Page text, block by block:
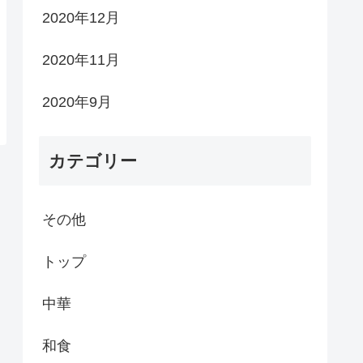
2020年12月
2020年11月
2020年9月
カテゴリー
その他
トップ
中華
和食